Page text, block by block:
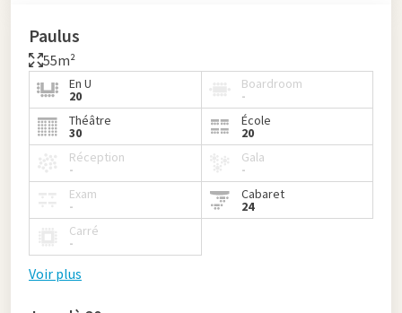
Paulus
55m²
En U
20
Boardroom
-
Théâtre
30
École
20
Réception
-
Gala
-
Exam
-
Cabaret
24
Carré
-
Voir plus